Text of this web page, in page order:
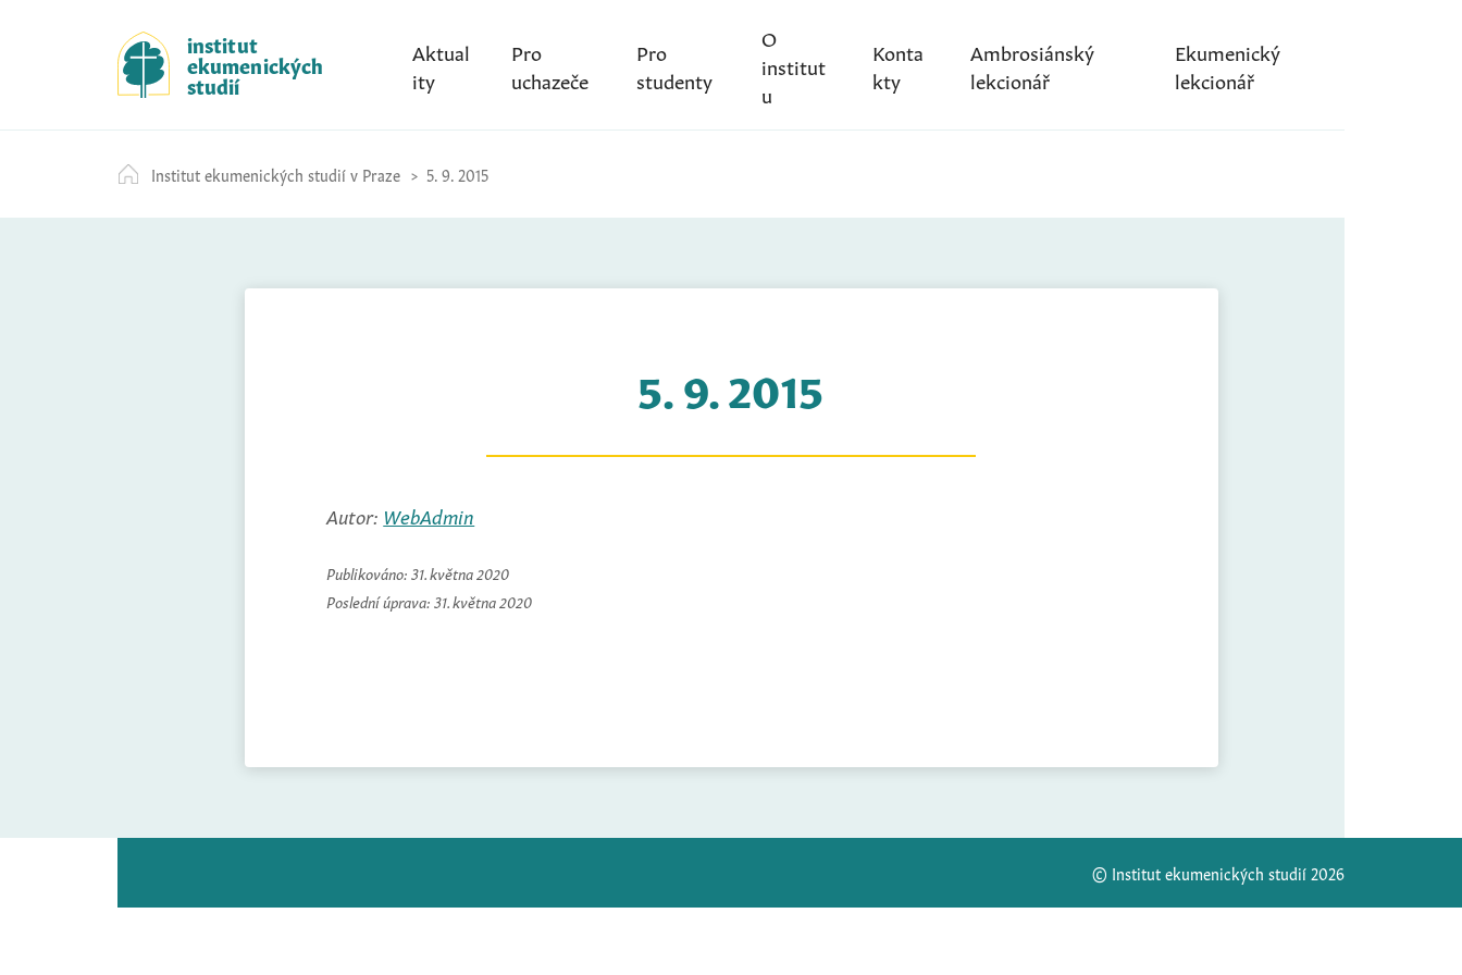
k
i
p
t
c
o
institut
ekumenických
studií
Aktual
ity
Pro
uchazeče
Pro
studenty
O
institut
u
Konta
kty
Ambrosiánský
lekcionář
Ekumenický
lekcionář
Institut ekumenických studií v Praze 5. 9. 2015
5. 9. 2015
Autor: WebAdmin
Publikováno: 31. května 2020
Poslední úprava: 31. května 2020
© Institut ekumenických studií 2026